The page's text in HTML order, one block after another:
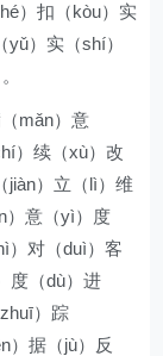
）扣（kòu）实
yǔ）实（shí）
mǎn）意
）续（xù）改
jiàn）立（lì）维
）意（yì）度
）对（duì）客
度（dù）进
）踪
）据（jù）反